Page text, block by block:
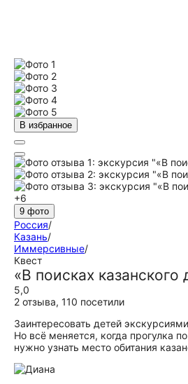
В избранное
+6
9 фото
Россия/
Казань/
Иммерсивные/
Квест
«В поисках казанского
5,0
2 отзыва, 110 посетили
Заинтересовать детей
Но всё меняется, когда прогулка
нужно узнать место обитания